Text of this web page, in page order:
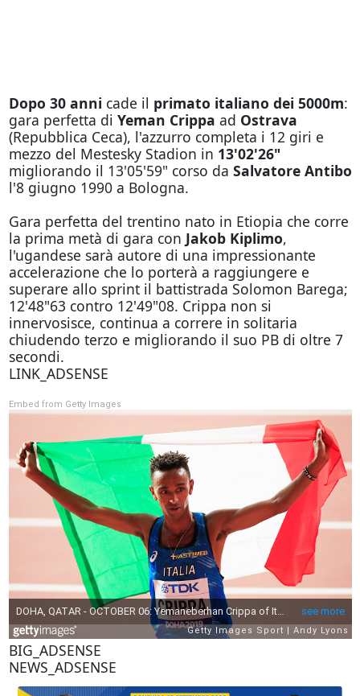
Dopo 30 anni cade il primato italiano dei 5000m:
gara perfetta di Yeman Crippa ad Ostrava
(Repubblica Ceca), l'azzurro completa i 12 giri e
mezzo del Mestesky Stadion in 13'02'26"
migliorando il 13'05'59" corso da Salvatore Antibo
l'8 giugno 1990 a Bologna.
Gara perfetta del trentino nato in Etiopia che corre
la prima metà di gara con Jakob Kiplimo,
l'ugandese sarà autore di una impressionante
accelerazione che lo porterà a raggiungere e
superare allo sprint il battistrada Solomon Barega;
12'48"63 contro 12'49"08. Crippa non si
innervosisce, continua a correre in solitaria
chiudendo terzo e migliorando il suo PB di oltre 7
secondi.
LINK_ADSENSE
Embed from Getty Images
BIG_ADSENSE
NEWS_ADSENSE